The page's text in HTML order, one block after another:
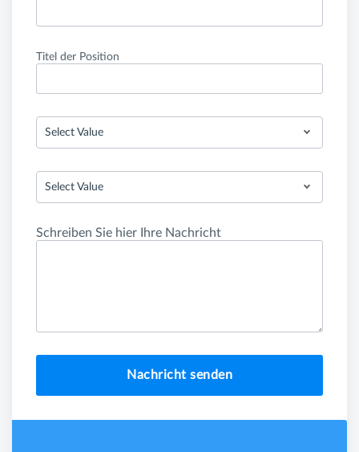
Titel der Position
Select Value
Select Value
Schreiben Sie hier Ihre Nachricht
Nachricht senden